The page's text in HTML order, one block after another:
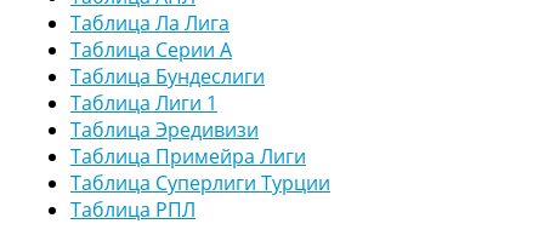
Таблица Ла Лига
Таблица Серии А
Таблица Бундеслиги
Таблица Лиги 1
Таблица Эредивизи
Таблица Примейра Лиги
Таблица Суперлиги Турции
Таблица РПЛ